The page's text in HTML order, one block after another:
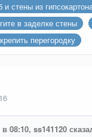
и стены из
углы 90 градусов
в заделке стены
перегородку
08:10, ss141120